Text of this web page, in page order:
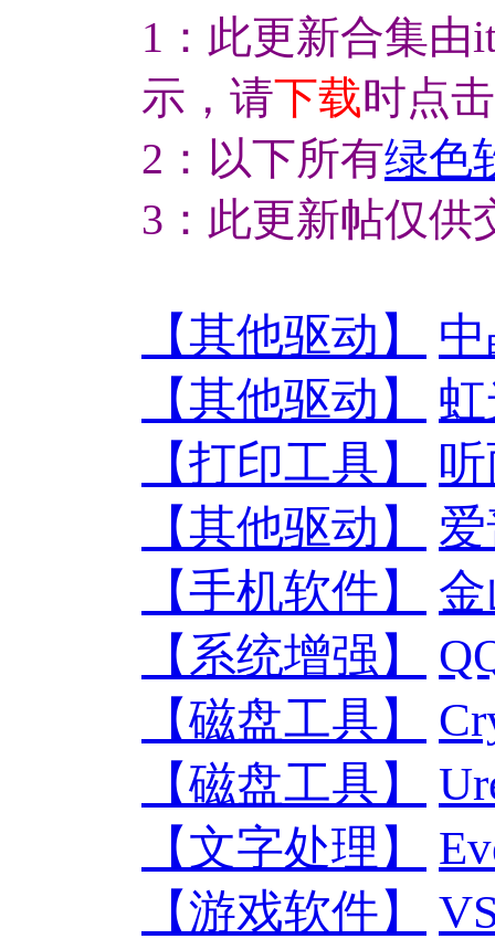
1：此更新合集由
示，请下载时点
2：以下所有绿色
3：此更新帖仅供
【其他驱动】
【其他驱动】
【打印工具】
【其他驱动】
【手机软件】
【系统增强】
【磁盘工具】
【磁盘工具】
【文字处理】
【游戏软件】